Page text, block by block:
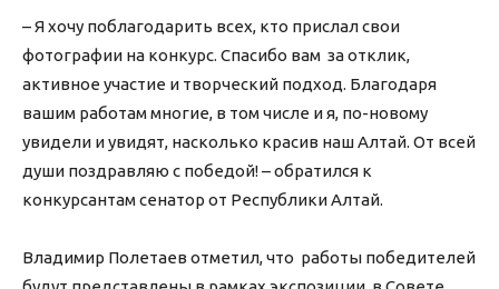
– Я хочу поблагодарить всех, кто прислал свои
фотографии на конкурс. Спасибо вам за отклик,
активное участие и творческий подход. Благодаря
вашим работам многие, в том числе и я, по-новому
увидели и увидят, насколько красив наш Алтай. От всей
души поздравляю с победой! – обратился к
конкурсантам сенатор от Республики Алтай.
Владимир Полетаев отметил, что работы победителей